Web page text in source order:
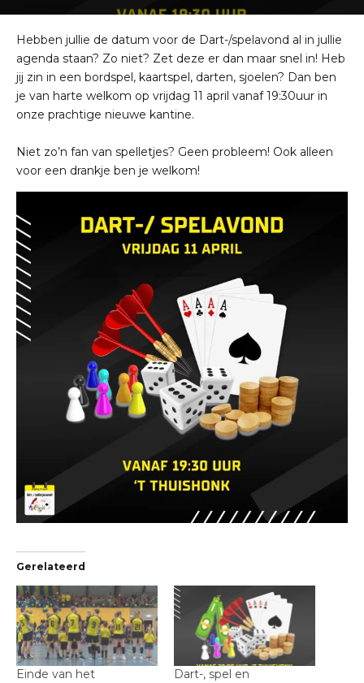
Hebben jullie de datum voor de Dart-/spelavond al in jullie
agenda staan? Zo niet? Zet deze er dan maar snel in! Heb
jij zin in een bordspel, kaartspel, darten, sjoelen? Dan ben
je van harte welkom op vrijdag 11 april vanaf 19:30uur in
onze prachtige nieuwe kantine.
Niet zo’n fan van spelletjes? Geen probleem! Ook alleen
voor een drankje ben je welkom!
Gerelateerd
Einde van het
Dart-, spel en